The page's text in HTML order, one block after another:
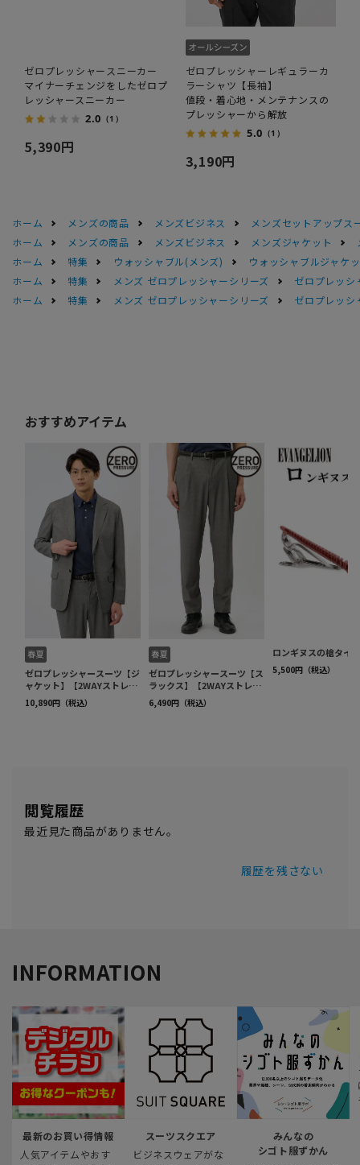
ゼロプレッシャースニーカー
マイナーチェンジをしたゼロプ
レッシャースニーカー
2.0 （1）
5,390円
ゼロプレッシャーレギュラーカ
ラーシャツ【長袖】
値段・着心地・メンテナンスの
プレッシャーから解放
5.0 （1）
3,190円
ホーム メンズの商品 メンズビジネス
メンズセットアップス
ホーム
メンズの商品 メンズビジネス メンズジャケット
ホーム
特集 ウォッシャブル(メンズ)
ウォッシャブルジャケ
ホーム
特集 メンズ ゼロプレッシャーシリーズ
ゼロプレッシ
ホーム
特集 メンズ ゼロプレッシャーシリーズ ゼロプレッシ
閲覧履歴
最近見た商品がありません。
履歴を残さない
INFORMATION
最新のお買い得情報
人気アイテムやおす
スーツスクエア
ビジネスウェアがな
みんなの
シゴト服ずかん